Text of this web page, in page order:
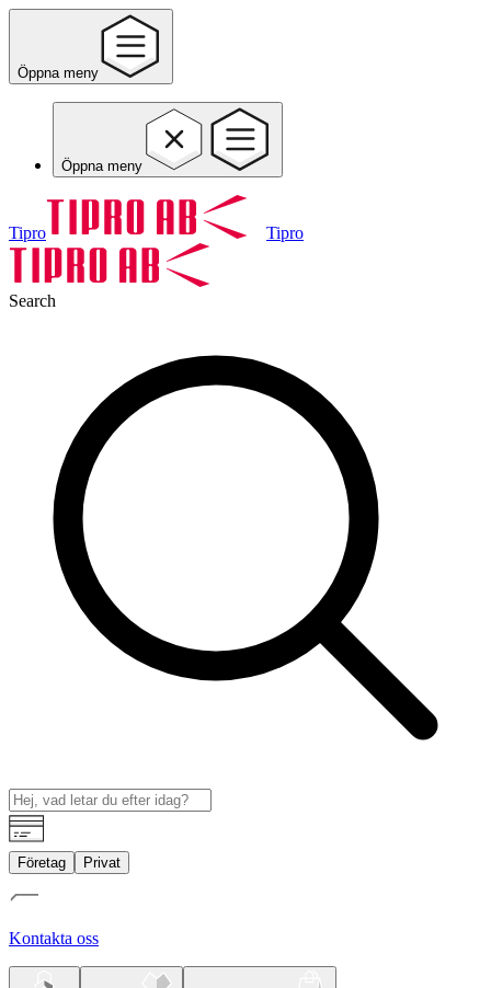
Öppna meny
Öppna meny
Tipro Tipro
Search
Företag Privat
Kontakta oss